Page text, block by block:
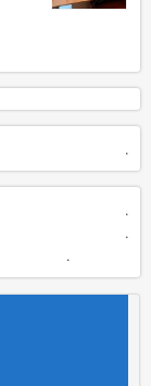
.
.
.
.